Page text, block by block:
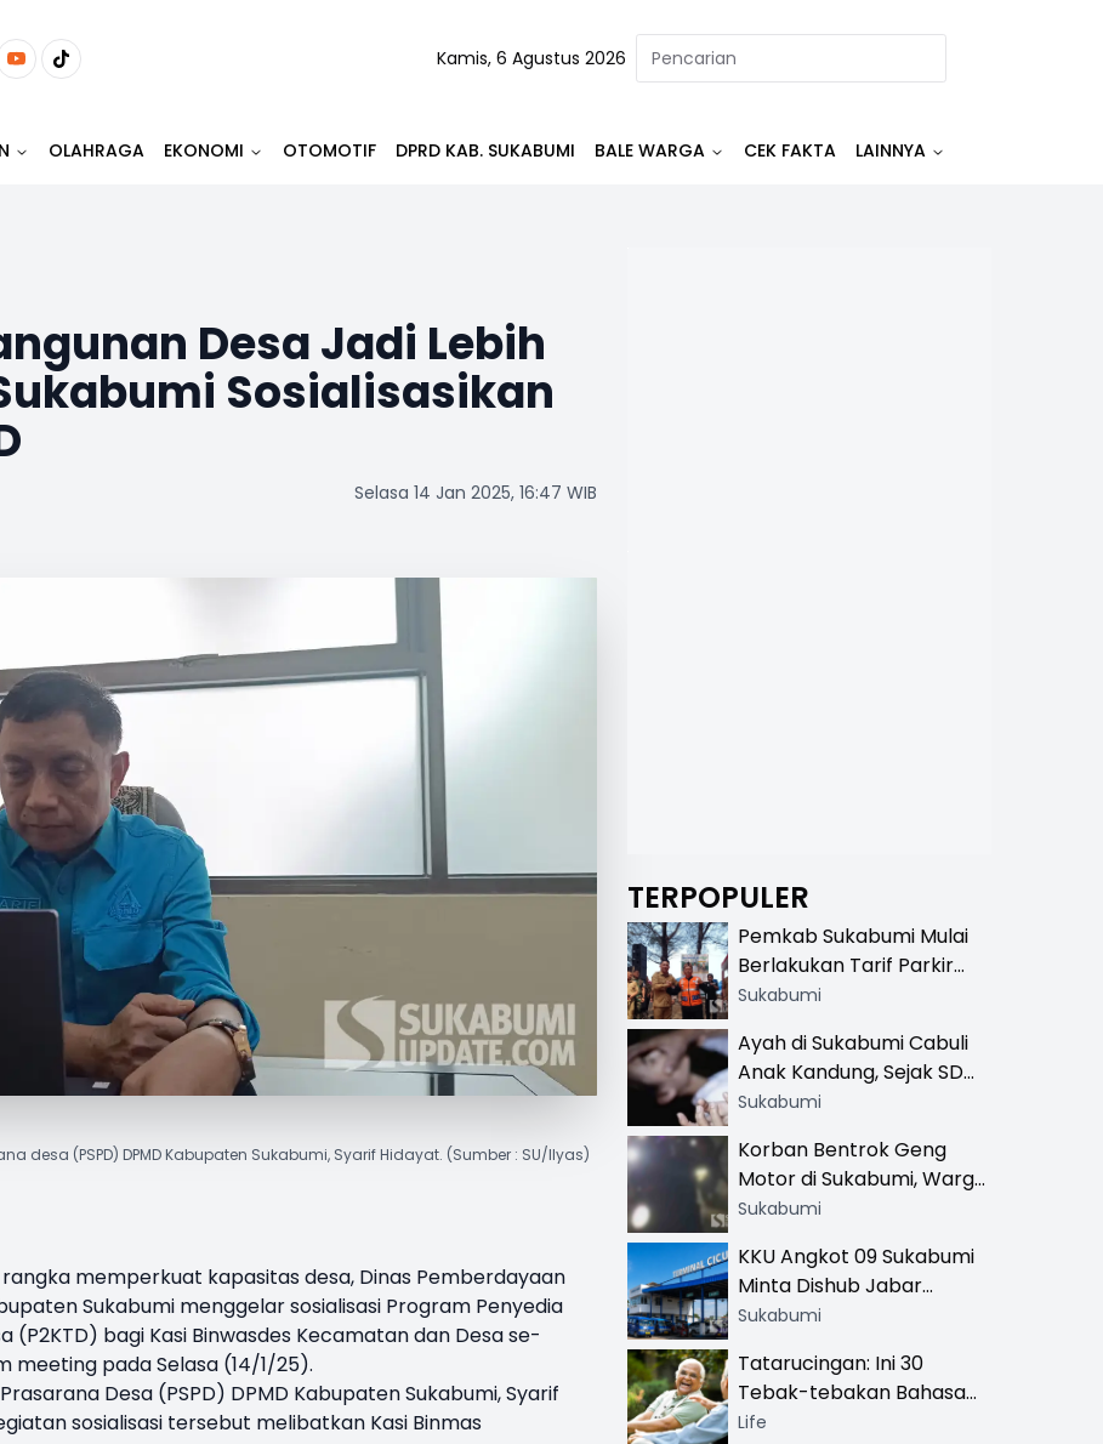
Kamis, 6 Agustus 2026
OLAHRAGA EKONOMI OTOMOTIF DPRD KAB. SUKABUMI BALE WARGA CEK FAKTA LAINNYA
Desa Jadi Lebih
Sosialisasikan
Selasa 14 Jan 2025, 16:47 WIB
(PSPD) DPMD Kabupaten Sukabumi, Syarif Hidayat. (Sumber : SU/Ilyas)
memperkuat kapasitas desa, Dinas Pemberdayaan
Sukabumi menggelar sosialisasi Program Penyedia
(P2KTD) bagi Kasi Binwasdes Kecamatan dan Desa se-
meeting pada Selasa (14/1/25).
Desa (PSPD) DPMD Kabupaten Sukabumi, Syarif
sosialisasi tersebut melibatkan Kasi Binmas
TERPOPULER
Pemkab Sukabumi Mulai
Berlakukan Tarif Parkir
Resmi di 13 Lokasi Wisata,
Khusus
Sukabumi
Ayah di Sukabumi Cabuli
Anak Kandung, Sejak SD
Hingga SMA
Sukabumi
Korban Bentrok Geng
Motor di Sukabumi, Warga
dan Sopir Tangki
Sukabumi
KKU Angkot 09 Sukabumi
Minta Dishub Jabar
Tertibkan Trayek Ciawi-
Narik
Sukabumi
Tatarucingan: Ini 30
Tebak-tebakan Bahasa
Sunda yang Sangat
Life